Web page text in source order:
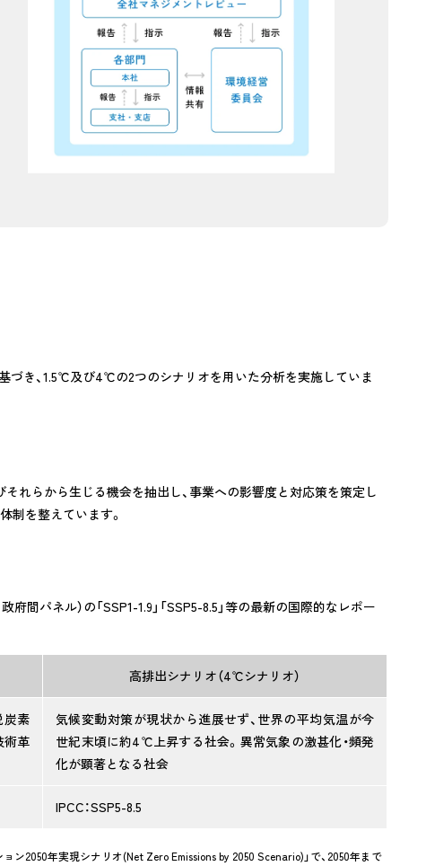
づき、1.5℃及び4℃の2つのシナリオを用いた分析を実施していま
それらから生じる機会を抽出し、事業への影響度と対応策を策定し
制を整えています。
府間パネル）の「SSP1-1.9」「SSP5-8.5」等の最新の国際的なレポー
高排出シナリオ（4℃シナリオ）
炭素
術革
気候変動対策が現状から進展せず、世界の平均気温が今
世紀末頃に約4℃上昇する社会。異常気象の激甚化・頻発
化が顕著となる社会
IPCC：SSP5-8.5
ン2050年実現シナリオ(Net Zero Emissions by 2050 Scenario)」で、2050年まで